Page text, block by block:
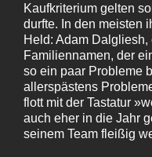
Kaufkriterium gelten
durfte. In den meisten
Held: Adam
Familiennamen, der
so ein paar Probleme
allerspästens
flott mit der Tastatur
auch eher in die Jahr
seinem Team fleißig